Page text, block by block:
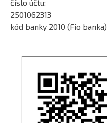
číslo účtu:
2501062313
kód banky 2010 (Fio banka)